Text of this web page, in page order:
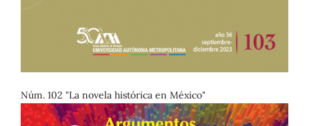
Núm. 102 "La novela histórica en México"